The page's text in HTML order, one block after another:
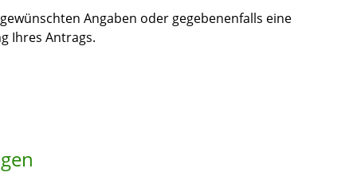
Angaben oder gegebenenfalls eine
Ihres Antrags.